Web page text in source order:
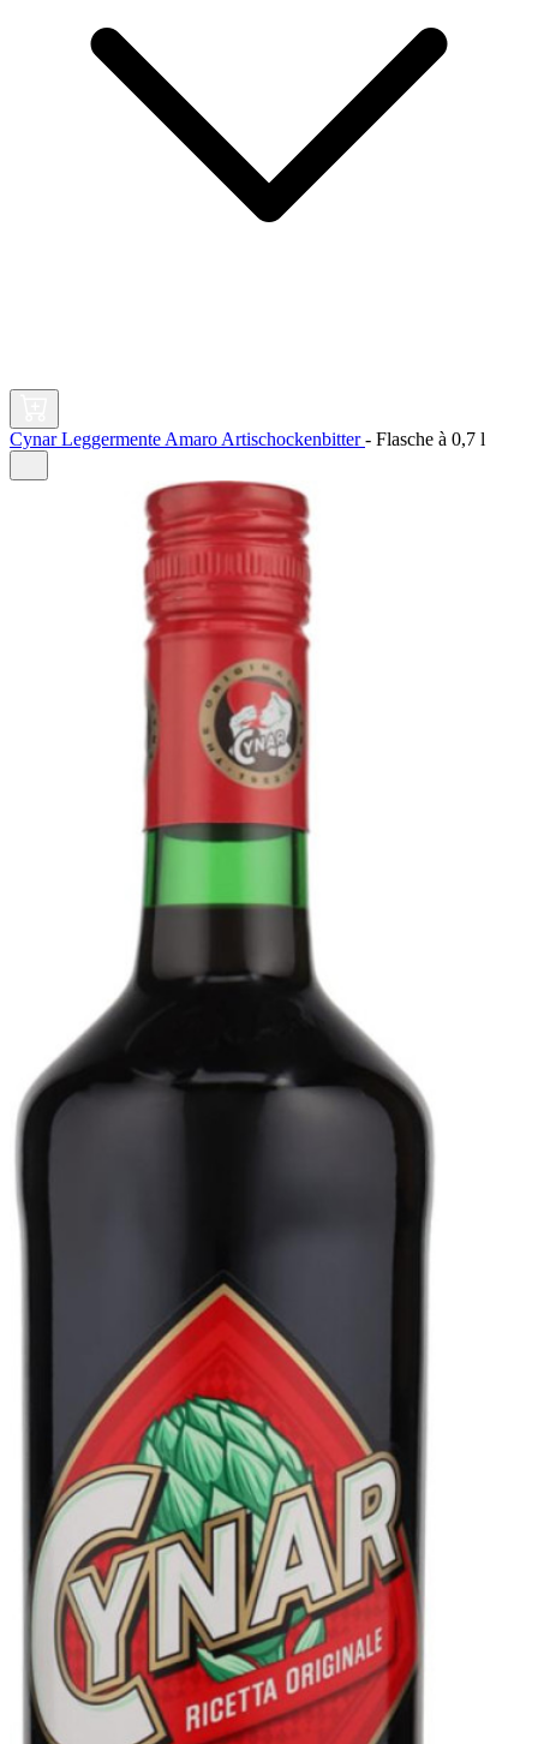
Cynar Leggermente Amaro Artischockenbitter- Flasche à 0,7 l